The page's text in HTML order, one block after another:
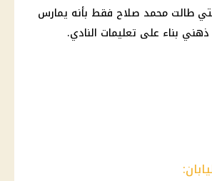
طالت محمد صلاح فقط بأنه يمارس
بناء على تعليمات النادي.